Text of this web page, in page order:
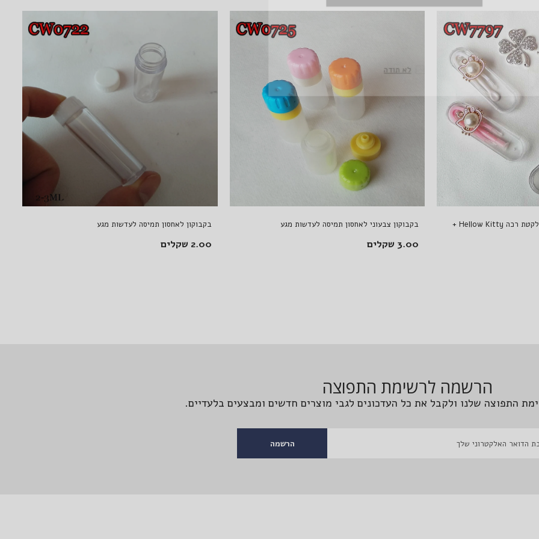
כלי להרכבת עדשות מגע ומלקטת רכה Hellow Kitty +
בקבוקון צבעוני לאחסון תמיסה לעדשות מגע
3.00 שקלים
בקבוקון לאחסון תמיסה לעדשות מגע
2.00 שקלים
הרשמה לרשימת התפוצה
התפוצה שלנו ולקבל את כל העדכונים לגבי מוצרים חדשים ומבצעים בלעדיים.
הרשמה
לא תודה